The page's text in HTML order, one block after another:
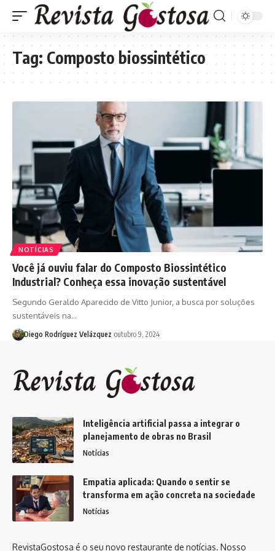
Tag: Composto biossintético
NOTÍCIAS
Você já ouviu falar do Composto Biossintético
Industrial? Conheça essa inovação sustentável
Segundo Geraldo Aparecido de Vitto Junior, a busca por soluções
sustentáveis na…
Diego Rodríguez Velázquez outubro 9, 2024
Inteligência artificial passa a integrar o
planejamento de obras no Brasil
Notícias
Empatia aplicada: Quando o sentir se
transforma em ação concreta na sociedade
Notícias
RevistaGostosa é o seu novo restaurante de notícias. Nosso